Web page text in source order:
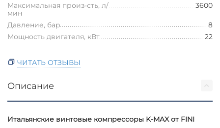
Максимальная произ-сть, л/
мин
3600
Давление, бар
8
Мощность двигателя, кВт
22
ЧИТАТЬ ОТЗЫВЫ
Описание
Итальянские винтовые компрессоры K-MAX от FINI